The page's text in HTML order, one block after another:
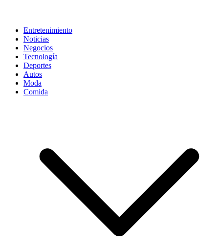
Entretenimiento
Noticias
Negocios
Tecnología
Deportes
Autos
Moda
Comida